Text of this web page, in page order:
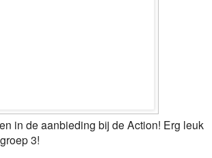
in de aanbieding bij de Action! Erg leuk
3!